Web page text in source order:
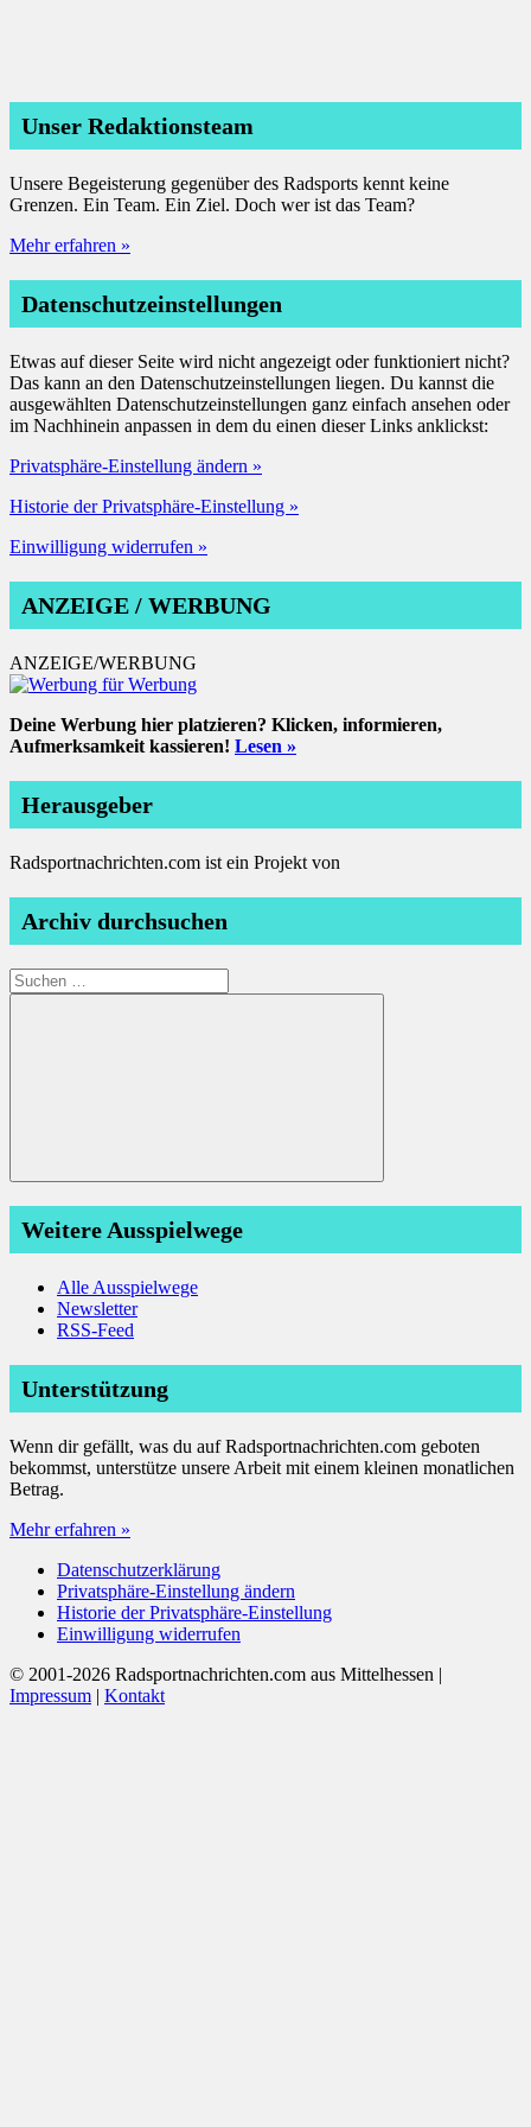
Unser Redaktionsteam
Unsere Begeisterung gegenüber des Radsports kennt keine
Grenzen. Ein Team. Ein Ziel. Doch wer ist das Team?
Mehr erfahren »
Datenschutzeinstellungen
Etwas auf dieser Seite wird nicht angezeigt oder funktioniert nicht?
Das kann an den Datenschutzeinstellungen liegen. Du kannst die
ausgewählten Datenschutzeinstellungen ganz einfach ansehen oder
im Nachhinein anpassen in dem du einen dieser Links anklickst:
Privatsphäre-Einstellung ändern »
Historie der Privatsphäre-Einstellung »
Einwilligung widerrufen »
ANZEIGE / WERBUNG
ANZEIGE/WERBUNG
Deine Werbung hier platzieren? Klicken, informieren,
Aufmerksamkeit kassieren! Lesen »
Herausgeber
Radsportnachrichten.com ist ein Projekt von
Archiv durchsuchen
Suchen
nach:
Suchen
Weitere Ausspielwege
Alle Ausspielwege
Newsletter
RSS-Feed
Unterstützung
Wenn dir gefällt, was du auf Radsportnachrichten.com geboten
bekommst, unterstütze unsere Arbeit mit einem kleinen monatlichen
Betrag.
Mehr erfahren »
Datenschutzerklärung
Privatsphäre-Einstellung ändern
Historie der Privatsphäre-Einstellung
Einwilligung widerrufen
© 2001-2026 Radsportnachrichten.com aus Mittelhessen |
Impressum | Kontakt